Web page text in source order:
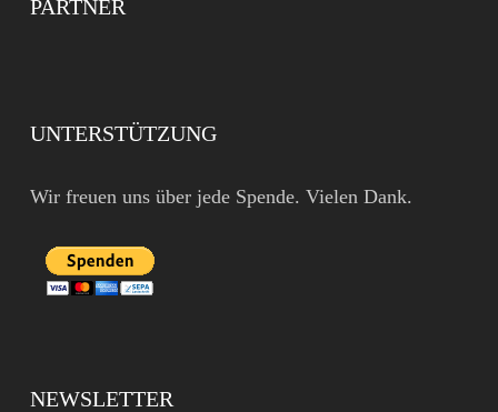
PARTNER
UNTERSTÜTZUNG
Wir freuen uns über jede Spende. Vielen Dank.
NEWSLETTER